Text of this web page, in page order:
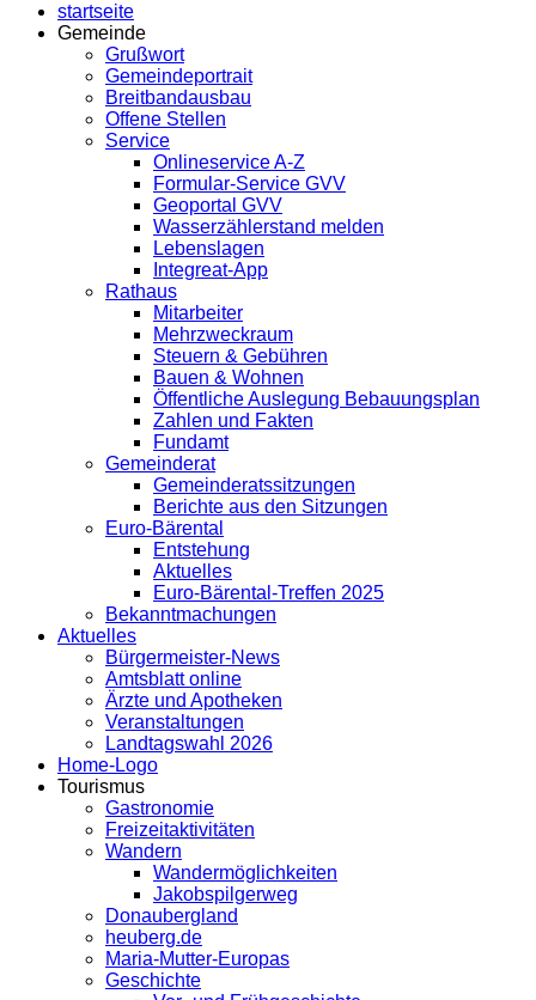
startseite
Gemeinde
Grußwort
Gemeindeportrait
Breitbandausbau
Offene Stellen
Service
Onlineservice A-Z
Formular-Service GVV
Geoportal GVV
Wasserzählerstand melden
Lebenslagen
Integreat-App
Rathaus
Mitarbeiter
Mehrzweckraum
Steuern & Gebühren
Bauen & Wohnen
Öffentliche Auslegung Bebauungsplan
Zahlen und Fakten
Fundamt
Gemeinderat
Gemeinderatssitzungen
Berichte aus den Sitzungen
Euro-Bärental
Entstehung
Aktuelles
Euro-Bärental-Treffen 2025
Bekanntmachungen
Aktuelles
Bürgermeister-News
Amtsblatt online
Ärzte und Apotheken
Veranstaltungen
Landtagswahl 2026
Home-Logo
Tourismus
Gastronomie
Freizeitaktivitäten
Wandern
Wandermöglichkeiten
Jakobspilgerweg
Donaubergland
heuberg.de
Maria-Mutter-Europas
Geschichte